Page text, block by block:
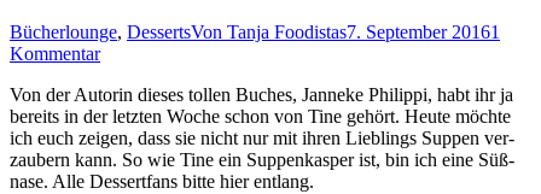
Bücherlounge, DessertsVon Tanja Foodistas7. September 20161
Kommentar
Von der Autorin die­ses tol­len Buches, Jan­ne­ke Phil­ip­pi, habt ihr ja
bereits in der letz­ten Woche schon von Tine gehört. Heu­te möch­te
ich euch zei­gen, dass sie nicht nur mit ihren Lieb­lings Sup­pen ver­
zau­bern kann. So wie Tine ein Sup­pen­kas­per ist, bin ich eine Süß­
na­se. Alle Des­sert­fans bit­te hier entlang.